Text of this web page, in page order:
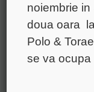
noiembrie
doua oara
Polo &
se va